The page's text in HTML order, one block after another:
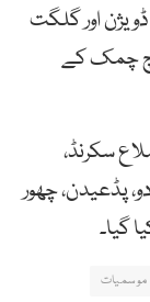
اور گلگت
چمک کے
سکرنڈ،
دادو، پڈعیدن، چھور